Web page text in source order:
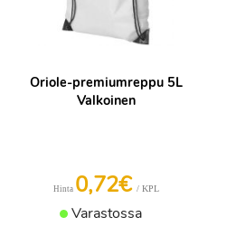
Oriole-premiumreppu 5L
Valkoinen
Hinta 0,72€ / KPL
Varastossa